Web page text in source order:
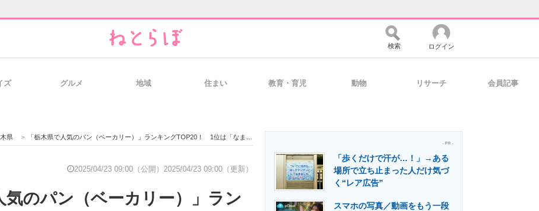
経営リーダーのコミュニティ マーケ×ITの今がよく分かる
検索 ログイン
ズ グルメ 地域 住まい 教育・育児 動物 リサーチ 会員記事
県 > 「栃木県で人気のパン（ベーカリー）」ランキングTOP20！ 1位は「なまけもののパン屋」【2025年4月版／Googleクチコミ】
2025/04/23 09:00（公開） 2025/04/23 09:00（更新）
気のパン（ベーカリー）」ラン
- PR -
「歩くだけで汗が…！」→ある
場所で立ち止まった人だけ気づ
く“レア広告”
スマホの写真／動画をもう一段